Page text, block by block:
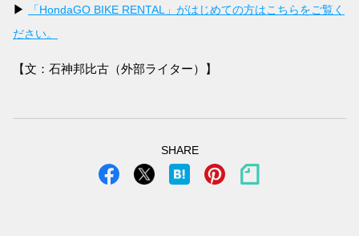
▶
「HondaGO BIKE RENTAL」がはじめての方はこちらをご覧く
ださい。
【文：石神邦比古（外部ライター）】
SHARE